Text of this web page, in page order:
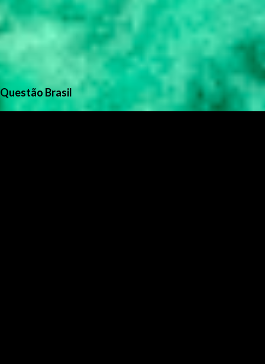
Questão Brasil